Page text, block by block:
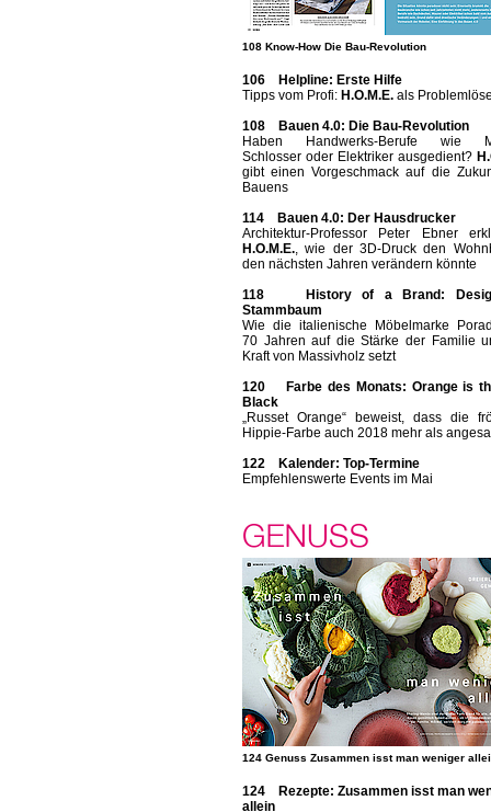
108 Know-How Die Bau-Revolution
106 Helpline: Erste Hilfe
Tipps vom Profi: H.O.M.E. als
108 Bauen 4.0: Die Bau-Revolution
Haben Handwerks-Berufe wie
Schlosser oder Elektriker ausgedient?
gibt einen Vorgeschmack auf die
Bauens
114 Bauen 4.0: Der Hausdrucker
Architektur-Professor Peter Ebner
H.O.M.E., wie der 3D-Druck den
den nächsten Jahren verändern könnte
118 History of a Brand:
Stammbaum
Wie die italienische Möbelmarke
70 Jahren auf die Stärke der Familie
Kraft von Massivholz setzt
120 Farbe des Monats: Orange is
Black
„Russet Orange“ beweist, dass die
Hippie-Farbe auch 2018 mehr als
122 Kalender: Top-Termine
Empfehlenswerte Events im Mai
124 Genuss Zusammen isst man weniger
124 Rezepte: Zusammen isst man
allein